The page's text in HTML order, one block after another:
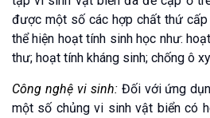
được một số các hợp chất thứ
thể hiện hoạt tính sinh học như:
thư; hoạt tính kháng sinh; chống ô
Công nghệ vi sinh:Đối với ứng
một số chủng vi sinh vật biển có